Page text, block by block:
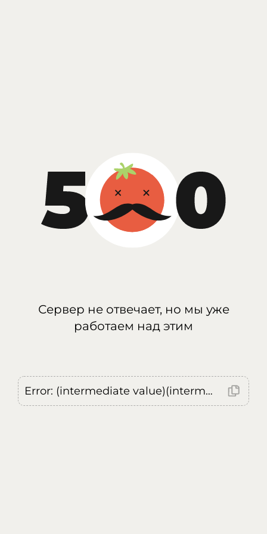
Сервер не отвечает, но мы уже
работаем над этим
Error: (intermediate value)(intermediate value)(intermediate value).replaceAll is not a function